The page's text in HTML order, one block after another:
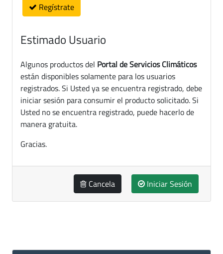
Regístrate
Estimado Usuario
Algunos productos del Portal de Servicios Climáticos
están disponibles solamente para los usuarios
registrados. Si Usted ya se encuentra registrado, debe
iniciar sesión para consumir el producto solicitado. Si
Usted no se encuentra registrado, puede hacerlo de
manera gratuita.
Gracias.
Cancela Iniciar Sesión